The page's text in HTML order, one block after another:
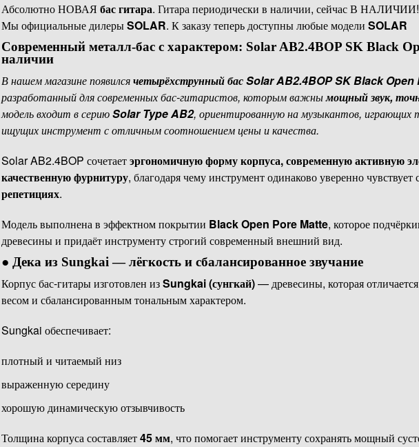
Абсолютно НОВАЯ бас гитара. Гитара периодически в наличии, сейчас В НАЛИЧИИ!
Мы официальные дилерыSOLAR. К заказу теперь доступны любые модели SOLAR
Современный металл-бас с характером: Solar AB2.4BOP SK Black
наличии
В нашем магазине появилсячетырёхструнный бас Solar AB2.4BOP SK Black Open
разработанный для современных бас-гитаристов, которым важнымощный звук,
модель входит в сериюSolar Type AB2, ориентированную на музыкантов,
ищущих инструмент с отличным соотношением цены и качества.
Solar AB2.4BOP сочетаетэргономичную форму корпуса, современную активную
качественную фурнитуру, благодаря чему инструмент одинаково уверенно чувствует
репетициях.
Модель выполнена в эффектном покрытии Black Open Pore Matte, которое
древесины и придаёт инструменту строгий современный внешний вид.
● Дека из Sungkai — лёгкость и сбалансированное звучание
Корпус бас-гитары изготовлен изSungkai (сунгкай)— древесины, которая
весом и сбалансированным тональным характером.
Sungkai обеспечивает:
плотный и читаемый низ
выраженную середину
хорошую динамическую отзывчивость
Толщина корпуса составляет45 мм, что помогает инструменту сохранять мощный